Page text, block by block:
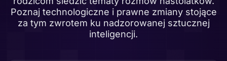
Poznaj technologiczne i prawne zmiany stojące
za tym zwrotem ku nadzorowanej sztucznej
inteligencji.